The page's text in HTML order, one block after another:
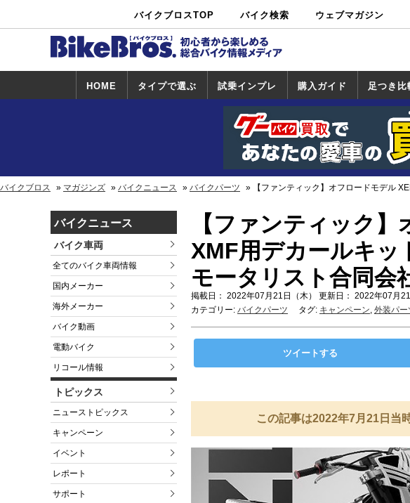
バイクブロスTOP バイク検索
中古バイ
ク・新車検
カタログ検
索
ショップ検
索
ウェブマガジン
HOME タイプで選ぶ 試乗インプレ
試乗インプレ
一覧
ホンダ
ヤマハ
スズキ
カワサキ
ハーレー
BMW
トライアンフ
ドゥカティ
購入ガイド
一覧
足つき比
バイクブロス マガジンズ バイクニュース バイクパーツ 【ファンティック】オフロードモデル
バイクニュース
バイク車両
全てのバイク車両情報
国内メーカー
海外メーカー
バイク動画
電動バイク
リコール情報
トピックス
ニューストピックス
キャンペーン
イベント
レポート
サポート
【ファンティック
XMF用デカールキッ
モータリスト合同会
掲載日： 2022年07月21日（木） 更新日： 2022年07月21
カテゴリー: バイクパーツ タグ: キャンペーン, 外装パー
ツイートする
この記事は2022年7月21日当